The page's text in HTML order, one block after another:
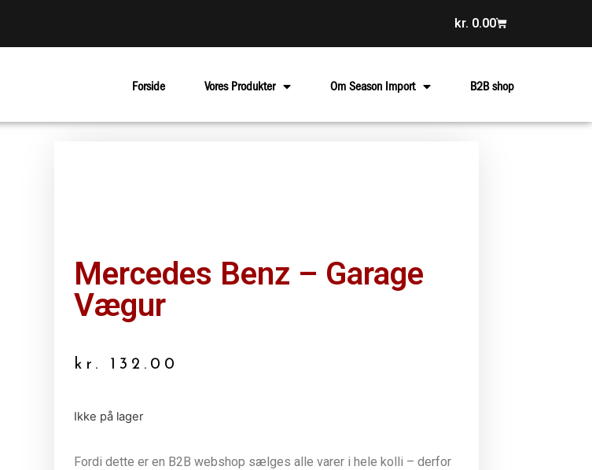
kr. 0.00
Forside Vores Produkter Om Season Import B2B shop
Mercedes Benz – Garage
Vægur
kr. 132.00
Ikke på lager
Fordi dette er en B2B webshop sælges alle varer i hele kolli – derfor